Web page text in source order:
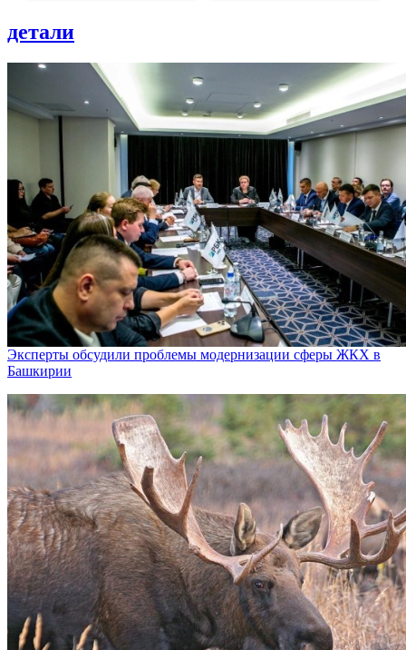
детали
Эксперты обсудили проблемы модернизации сферы ЖКХ в
Башкирии